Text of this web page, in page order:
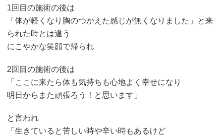
1回目の施術の後は
「体が軽くなり胸のつかえた感じが無くなりました」と来
られた時とは違う
にこやかな笑顔で帰られ
2回目の施術の後は
「ここに来たら体も気持ちも心地よく幸せになり
明日からまた頑張ろう！と思います」
と言われ
「生きていると苦しい時や辛い時もあるけど